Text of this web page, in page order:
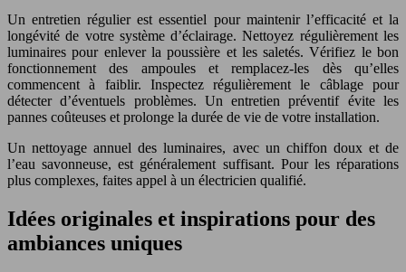
Un entretien régulier est essentiel pour maintenir l’efficacité et la
longévité de votre système d’éclairage. Nettoyez régulièrement les
luminaires pour enlever la poussière et les saletés. Vérifiez le bon
fonctionnement des ampoules et remplacez-les dès qu’elles
commencent à faiblir. Inspectez régulièrement le câblage pour
détecter d’éventuels problèmes. Un entretien préventif évite les
pannes coûteuses et prolonge la durée de vie de votre installation.
Un nettoyage annuel des luminaires, avec un chiffon doux et de
l’eau savonneuse, est généralement suffisant. Pour les réparations
plus complexes, faites appel à un électricien qualifié.
Idées originales et inspirations pour des
ambiances uniques